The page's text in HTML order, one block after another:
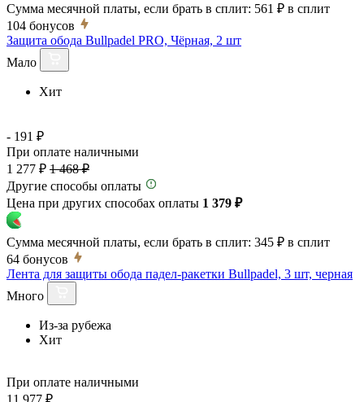
Сумма месячной платы, если брать в сплит: 561 ₽ в сплит
104 бонусов
Защита обода Bullpadel PRO, Чёрная, 2 шт
Мало
Хит
- 191 ₽
При оплате наличными
1 277 ₽ 1 468 ₽
Другие способы оплаты
Цена при других способах оплаты 1 379 ₽
Сумма месячной платы, если брать в сплит: 345 ₽ в сплит
64 бонусов
Лента для защиты обода падел-ракетки Bullpadel, 3 шт, черная
Много
Из-за рубежа
Хит
При оплате наличными
11 977 ₽